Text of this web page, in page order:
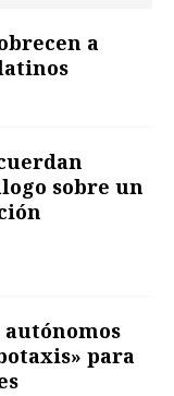
a
sobre un
para